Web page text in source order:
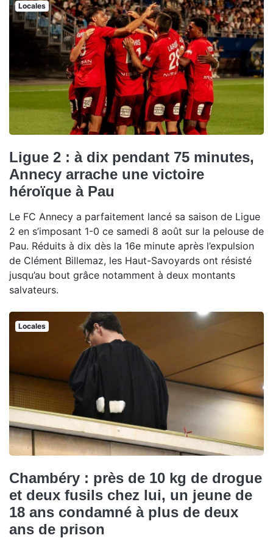
Locales
Ligue 2 : à dix pendant 75 minutes,
Annecy arrache une victoire
héroïque à Pau
Le FC Annecy a parfaitement lancé sa saison de Ligue
2 en s’imposant 1-0 ce samedi 8 août sur la pelouse de
Pau. Réduits à dix dès la 16e minute après l’expulsion
de Clément Billemaz, les Haut-Savoyards ont résisté
jusqu’au bout grâce notamment à deux montants
salvateurs.
Locales
Chambéry : près de 10 kg de drogue
et deux fusils chez lui, un jeune de
18 ans condamné à plus de deux
ans de prison